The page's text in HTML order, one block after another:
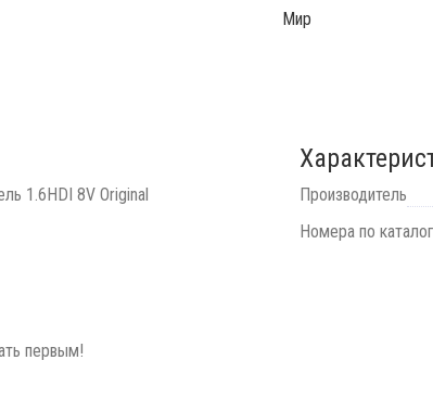
Мир
1.6HDI 8V Original
Производитель
Номера по
первым!